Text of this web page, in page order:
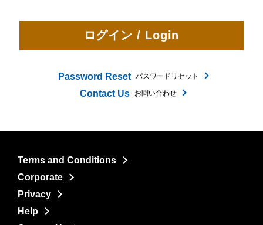
Password Reset パスワードリセット
Contact Us お問い合わせ
Terms and Conditions
Corporate
Privacy
Help